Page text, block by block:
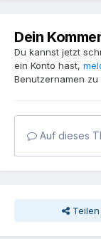
Dein
Du kannst jetzt
ein Konto hast,
Benutzernamen
Auf dieses
Teilen